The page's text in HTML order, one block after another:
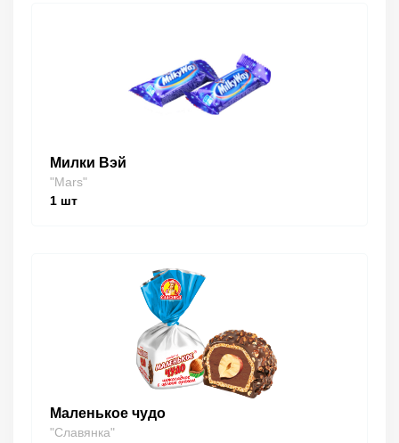
Милки Вэй
"Mars"
1 шт
Маленькое чудо
"Славянка"